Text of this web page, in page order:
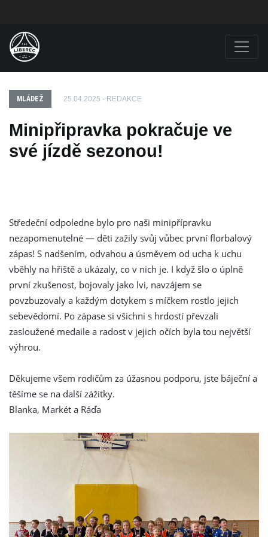
MLÁDEŽ 25.04.2025 - REDAKCE
Minipřipravka pokračuje ve
své jízdě sezonou!
Středeční odpoledne bylo pro naši minipřípravku
nezapomenutelné — děti zažily svůj vůbec první florbalový
zápas! S nadšením, odvahou a úsměvem od ucha k uchu
vběhly na hřiště a ukázaly, co v nich je. I když šlo o úplně
první zkušenost, bojovaly jako lvi, navzájem se
povzbuzovaly a každým dotykem s míčkem rostlo jejich
sebevědomí. Po zápase si všichni s hrdostí převzali
zasloužené medaile a radost v jejich očích byla tou největší
výhrou.
Děkujeme všem rodičům za úžasnou podporu, jste báječní a
těšíme se na další zážitky.
Blanka, Markét a Ráďa